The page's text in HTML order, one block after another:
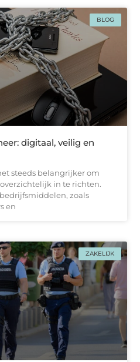
BLOG
digitaal, veilig en
steeds belangrijker om
in te richten.
zoals
en
ZAKELIJK